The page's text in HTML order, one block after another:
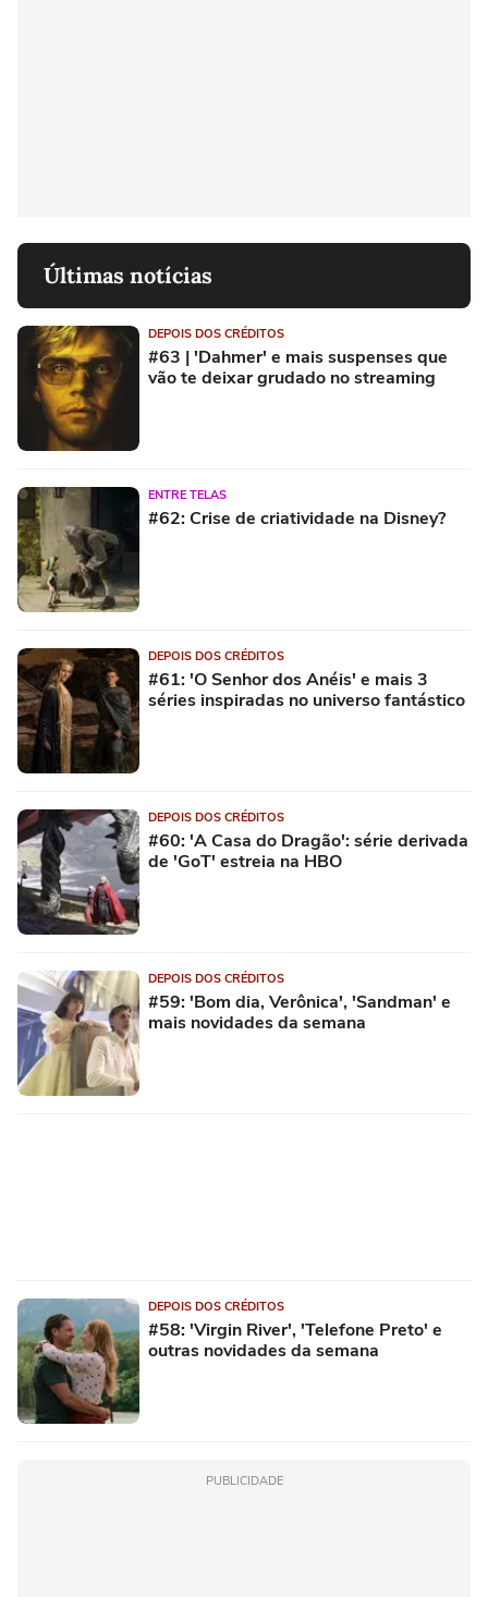
Últimas notícias
DEPOIS DOS CRÉDITOS
#63 | 'Dahmer' e mais suspenses que
vão te deixar grudado no streaming
ENTRE TELAS
#62: Crise de criatividade na Disney?
DEPOIS DOS CRÉDITOS
#61: 'O Senhor dos Anéis' e mais 3
séries inspiradas no universo fantástico
DEPOIS DOS CRÉDITOS
#60: 'A Casa do Dragão': série derivada
de 'GoT' estreia na HBO
DEPOIS DOS CRÉDITOS
#59: 'Bom dia, Verônica', 'Sandman' e
mais novidades da semana
DEPOIS DOS CRÉDITOS
#58: 'Virgin River', 'Telefone Preto' e
outras novidades da semana
PUBLICIDADE